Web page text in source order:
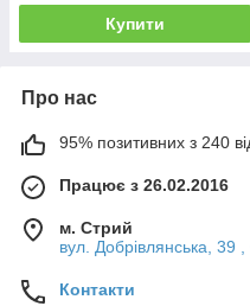
Купити
Про нас
95% позитивних з 240
Працює з 26.02.2016
м. Стрий
вул. Добрівлянська, 39
Контакти